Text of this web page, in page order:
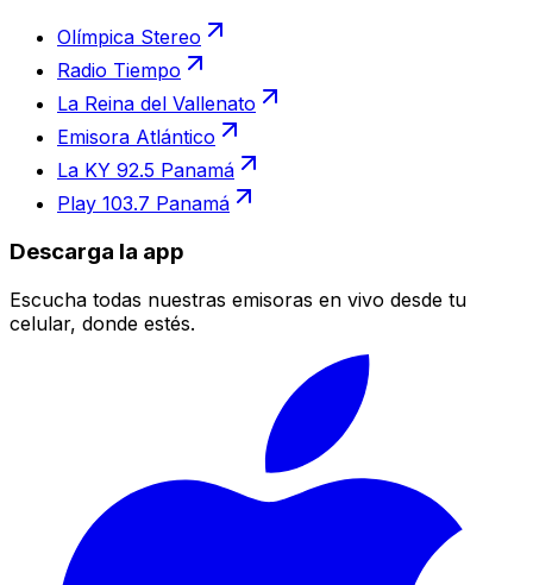
Olímpica Stereo
Radio Tiempo
La Reina del Vallenato
Emisora Atlántico
La KY 92.5 Panamá
Play 103.7 Panamá
Descarga la app
Escucha todas nuestras emisoras en vivo desde tu
celular, donde estés.